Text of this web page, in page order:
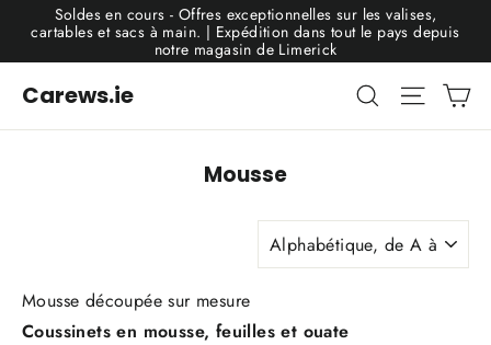
Soldes en cours - Offres exceptionnelles sur les valises,
cartables et sacs à main. | Expédition dans tout le pays depuis
notre magasin de Limerick
Carews.ie Rechercher
Mousse
Appliquer
Mousse découpée sur mesure
Coussinets en mousse, feuilles et ouate